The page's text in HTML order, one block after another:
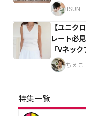
TSUN
【ユニク
レート必
「Vネック
ちえこ
特集一覧